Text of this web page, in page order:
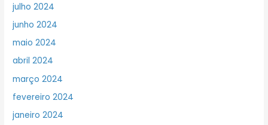
julho 2024
junho 2024
maio 2024
abril 2024
março 2024
fevereiro 2024
janeiro 2024